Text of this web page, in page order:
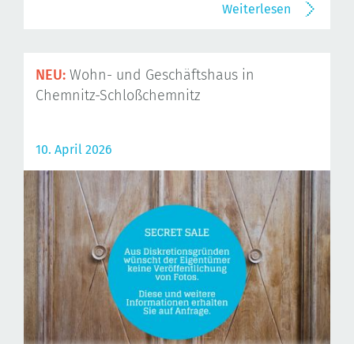
Weiterlesen
NEU: Wohn- und Geschäftshaus in
Chemnitz-Schloßchemnitz
10. April 2026